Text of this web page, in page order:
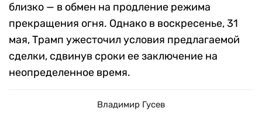
близко — в обмен на продление режима
прекращения огня. Однако в воскресенье, 31
мая, Трамп ужесточил условия предлагаемой
сделки, сдвинув сроки ее заключение на
неопределенное время.
Владимир Гусев